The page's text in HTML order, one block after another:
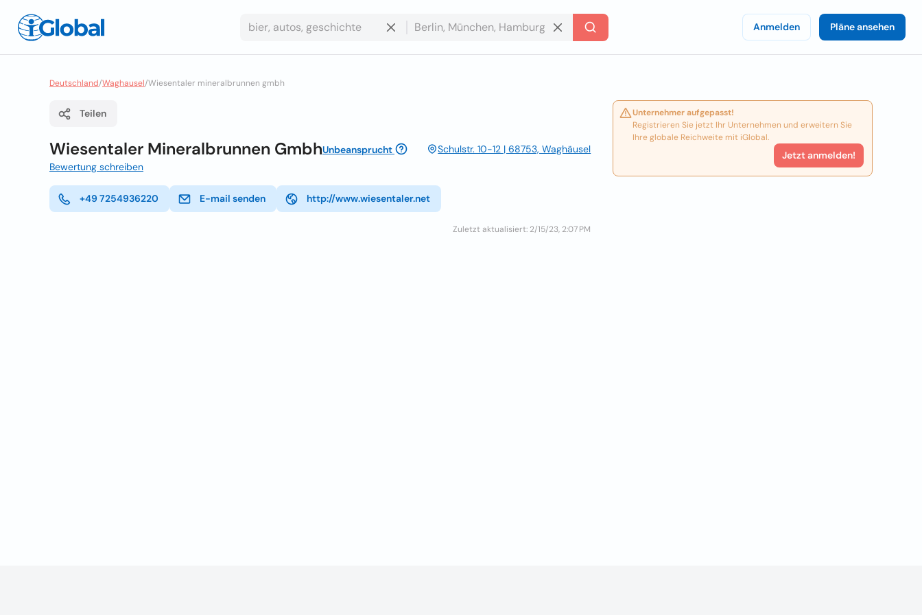
Anmelden Pläne ansehen
Deutschland/Waghausel/Wiesentaler mineralbrunnen gmbh
Teilen
Wiesentaler Mineralbrunnen GmbhUnbeansprucht
Schulstr. 10-12 | 68753, Waghäusel
Bewertung schreiben
+49 7254936220 E-mail senden http://www.wiesentaler.net
Zuletzt aktualisiert: 2/15/23, 2:07 PM
Unternehmer aufgepasst!
Registrieren Sie jetzt Ihr Unternehmen und erweitern Sie
Ihre globale Reichweite mit iGlobal.
Jetzt anmelden!